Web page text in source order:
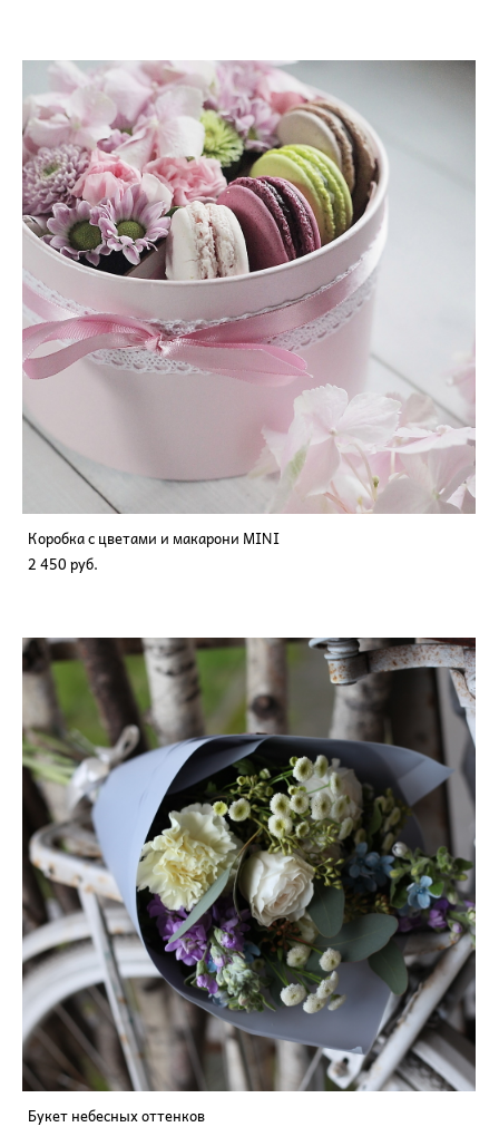
Коробка с цветами и макарони MINI
2 450 pуб.
Букет небесных оттенков